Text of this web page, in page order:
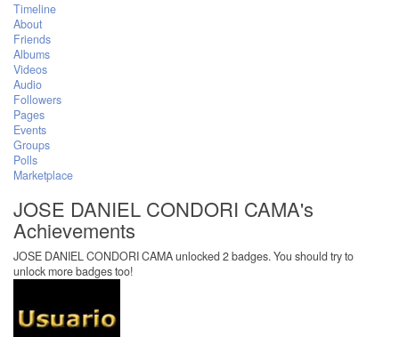
Timeline
About
Friends
Albums
Videos
Audio
Followers
Pages
Events
Groups
Polls
Marketplace
JOSE DANIEL CONDORI CAMA's
Achievements
JOSE DANIEL CONDORI CAMA unlocked 2 badges. You should try to
unlock more badges too!